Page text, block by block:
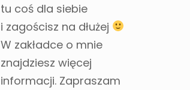
tu coś dla siebie
i zagościsz na dłużej
W zakładce o mnie
znajdziesz więcej
informacji. Zapraszam